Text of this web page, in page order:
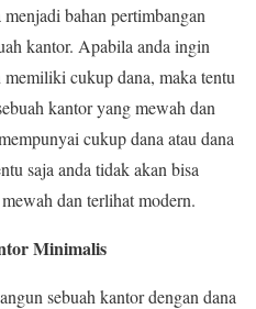
bahan pertimbangan
kantor. Apabila anda ingin
cukup dana, maka tentu
kantor yang mewah dan
cukup dana atau dana
saja anda tidak akan bisa
dan terlihat modern.
Minimalis
sebuah kantor dengan dana